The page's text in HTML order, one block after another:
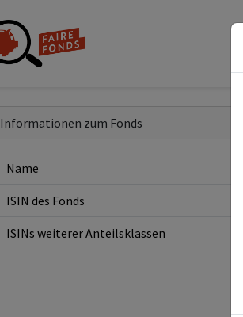
Informationen zum Fonds
Name
ISIN des Fonds
ISINs weiterer Anteilsklassen